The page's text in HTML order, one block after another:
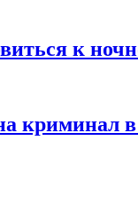
к
криминал